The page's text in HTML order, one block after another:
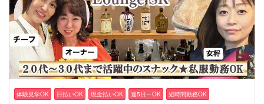
体験見学OK 日払いOK 現金払いOK 週5日～OK
短時間勤務OK